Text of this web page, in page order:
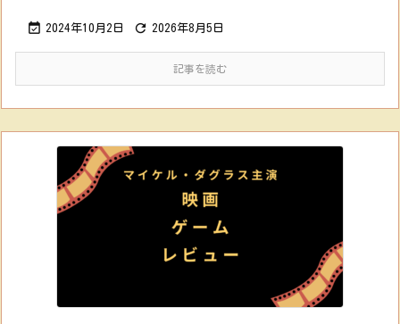
 2024年10月2日  2026年8月5日
記事を読む